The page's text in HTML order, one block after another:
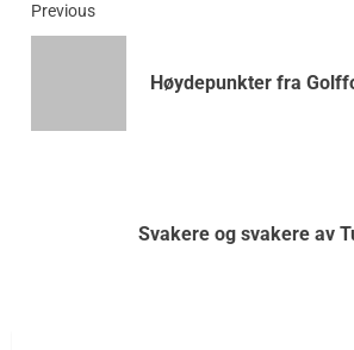
Previous
Høydepunkter fra
Svakere og svakere av